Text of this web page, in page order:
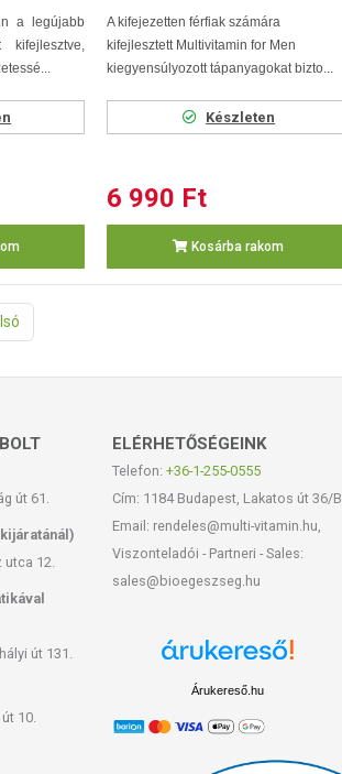
a legújabb
kifejlesztve,
A kifejezetten férfiak számára
kifejlesztett Multivitamin for Men
kiegyensúlyozott tápanyagokat bizto...
Készleten
6 990 Ft
Kosárba rakom
út 61.
12.
út 131.
10.
ELÉRHETŐSÉGEINK
Telefon: +36-1-255-0555
Cím: 1184 Budapest, Lakatos út 36/B
Email: rendeles@multi-vitamin.hu,
Viszonteladói - Partneri - Sales:
sales@bioegeszseg.hu
Árukereső.hu